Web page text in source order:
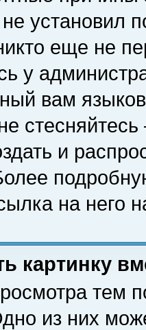
установил
еще не
у
вам
и
на него
картинку
тем
из них